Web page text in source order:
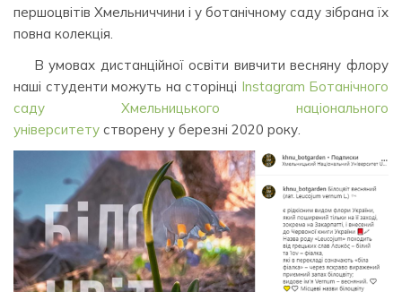
першоцвітів Хмельниччини і у ботанічному саду зібрана їх
повна колекція.
В умовах дистанційної освіти вивчити весняну флору
наші студенти можуть на сторінці Іnstagram Ботанічного
саду Хмельницького національного
університету створену у березні 2020 року.